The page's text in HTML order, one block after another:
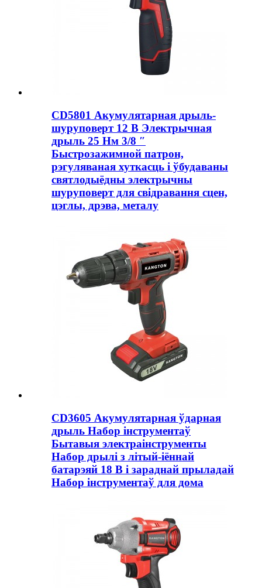
CD5801 Акумулятарная дрыль-
шуруповерт 12 В Электрычная
дрыль 25 Нм 3/8 ″
Быстрозажимной патрон,
рэгуляваная хуткасць і ўбудаваны
святлодыёдны электрычны
шуруповерт для свідравання сцен,
цэглы, дрэва, металу
CD3605 Акумулятарная ўдарная
дрыль Набор інструментаў
Бытавыя электраінструменты
Набор дрылі з літый-іённай
батарэяй 18 В і зараднай прыладай
Набор інструментаў для дома